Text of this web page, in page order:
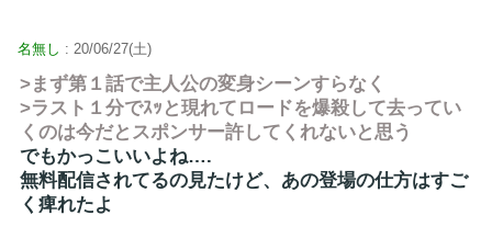
名無し : 20/06/27(土)
>まず第１話で主人公の変身シーンすらなく
>ラスト１分でｽｯと現れてロードを爆殺して去ってい
くのは今だとスポンサー許してくれないと思う
でもかっこいいよね….
無料配信されてるの見たけど、あの登場の仕方はすご
く痺れたよ